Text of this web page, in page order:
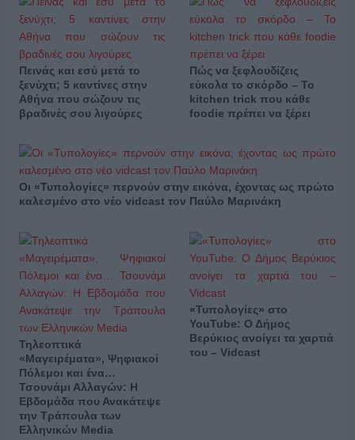
Πεινάς και εσύ μετά το
ξενύχτι; 5 καντίνες στην
Αθήνα που σώζουν τις
βραδινές σου λιγούρες
Πώς να ξεφλουδίζεις
εύκολα το σκόρδο – Το
kitchen trick που κάθε
foodie πρέπει να ξέρει
Οι «Τυπολογίες» περνούν στην εικόνα, έχοντας ως πρώτο
καλεσμένο στο νέο vidcast τον Παύλο Μαρινάκη
Τηλεοπτικά
«Μαγειρέματα», Ψηφιακοί
Πόλεμοι και ένα…
Τσουνάμι Αλλαγών: Η
Εβδομάδα που Ανακάτεψε
την Τράπουλα των
Ελληνικών Media
«Τυπολογίες» στο
YouTube: Ο Δήμος
Βερύκιος ανοίγει τα χαρτιά
του – Vidcast